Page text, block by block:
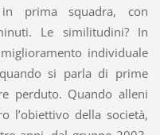
prima squadra, con
Le similitudini? In
individuale
si parla di prime
perduto. Quando alleni
l’obiettivo della società,